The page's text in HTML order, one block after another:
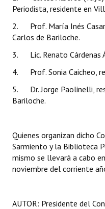
Huéspedes de Honor -
Antiguos Pobladores -
Reconocimientos - Registro
Bariloche, Municipio
Entrega de distinciones
Periodista, residente en
2. Prof. María Inés
Carlos de Bariloche.
3. Lic. Renato Cárdenas
4. Prof. Sonia Caicheo,
5. Dr. Jorge Paolinelli,
Bariloche.
Quienes organizan dicho
Sarmiento y la Biblioteca
mismo se llevará a cabo
noviembre del corriente
AUTOR: Presidente del